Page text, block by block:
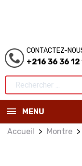
CONTACTEZ-
+216 36 36 12
MENU
Accueil Montre